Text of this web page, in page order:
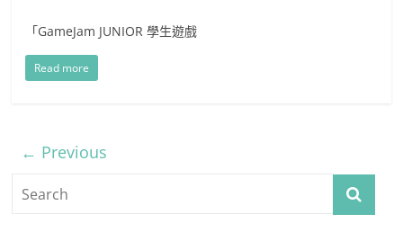
「GameJam JUNIOR 學生遊戲
Read more
← Previous